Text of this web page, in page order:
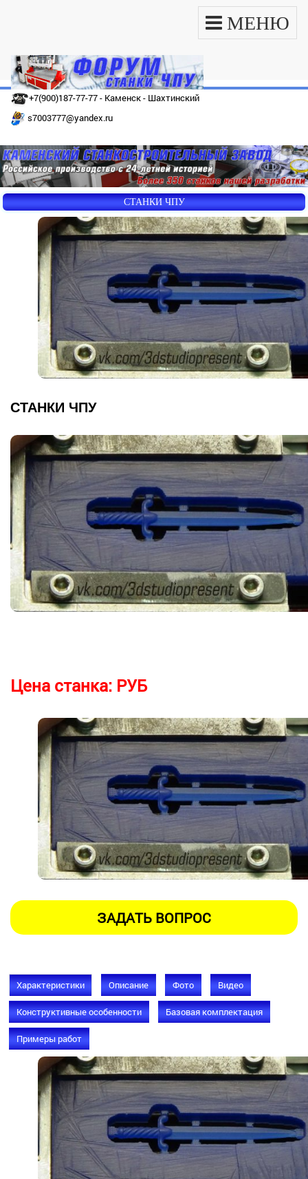
МЕНЮ
+7(900)187-77-77 - Каменск - Шахтинский
s7003777@yandex.ru
СТАНКИ ЧПУ
СТАНКИ ЧПУ
Цена станка: РУБ
Характеристики Описание Фото Видео
Конструктивные особенности Базовая комплектация
Примеры работ